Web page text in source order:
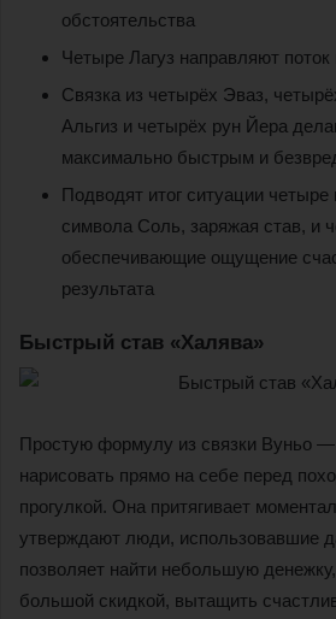
обстоятельства
Четыре Лагуз направляют поток
Связка из четырёх Эваз,
Альгиз и четырёх рун Йера
максимально быстрым и
Подводят итог ситуации
символа Соль, заряжая став, и
обеспечивающие ощущение
результата
Быстрый став «Халява»
Простую формулу из связки Вуньо —
нарисовать прямо на себе перед
прогулкой. Она притягивает
утверждают люди, использовавшие
позволяет найти небольшую
большой скидкой, вытащить